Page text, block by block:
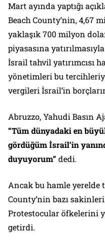
Mart ayında yaptığı
Beach County’nin, 4,67
yaklaşık 700 milyon
piyasasına
İsrail tahvil yatırımcısı
yönetimleri bu
vergileri İsrail’in
Abruzzo, Yahudi Basın
“Tüm dünyadaki en
gördüğüm İsrail’in
duyuyorum” dedi.
Ancak bu hamle yerelde
County’nin bazı
Protestocular öfkelerini
getirdi.